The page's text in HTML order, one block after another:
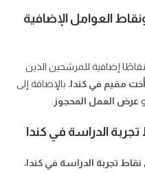
العوامل الإضافية
نقاطًا إضافية للمرشحين الذين
أخت مقيم في كندا، بالإضافة إلى
عرض العمل المحجوز .
الدراسة في كندا
نقاط تجربة الدراسة في كندا،